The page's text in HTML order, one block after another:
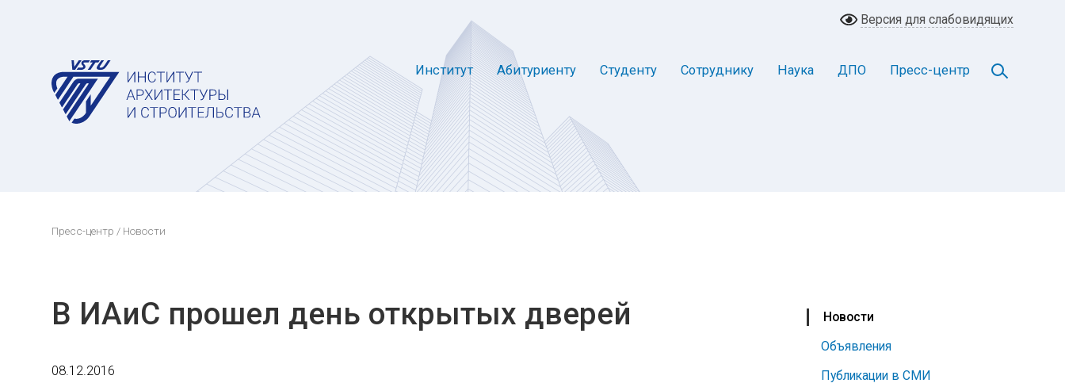
Версия для слабовидящих
Институт Абитуриенту Студенту Сотруднику Наука ДПО Пресс-центр
Пресс-центр / Новости
Новости
Объявления
Публикации в СМИ
В ИАиС прошел день открытых дверей
08.12.2016